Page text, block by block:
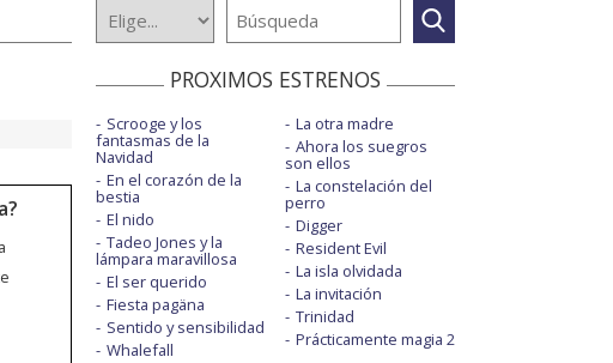
PROXIMOS ESTRENOS
Scrooge y los
fantasmas de la
Navidad
En el corazón de la
bestia
El nido
Tadeo Jones y la
lámpara maravillosa
El ser querido
Fiesta pagäna
Sentido y sensibilidad
Whalefall
La otra madre
Ahora los suegros
son ellos
La constelación del
perro
Digger
Resident Evil
La isla olvidada
La invitación
Trinidad
Prácticamente magia 2